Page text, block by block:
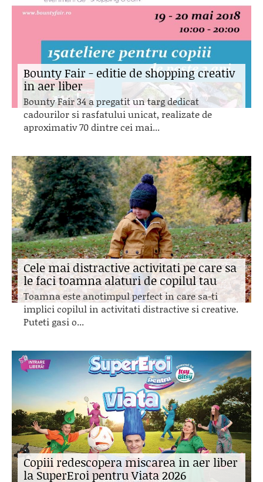
Bounty Fair - editie de shopping creativ
in aer liber
Bounty Fair 34 a pregatit un targ dedicat
cadourilor si rasfatului unicat, realizate de
aproximativ 70 dintre cei mai...
Cele mai distractive activitati pe care sa
le faci toamna alaturi de copilul tau
Toamna este anotimpul perfect in care sa-ti
implici copilul in activitati distractive si creative.
Puteti gasi o...
Copiii redescopera miscarea in aer liber
la SuperEroi pentru Viata 2026